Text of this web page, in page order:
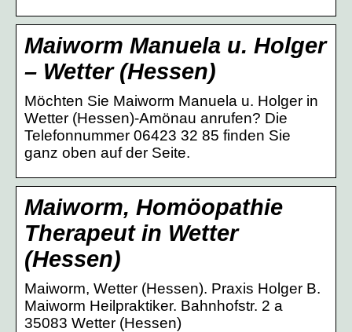
Maiworm Manuela u. Holger
– Wetter (Hessen)
Möchten Sie Maiworm Manuela u. Holger in
Wetter (Hessen)-Amönau anrufen? Die
Telefonnummer 06423 32 85 finden Sie
ganz oben auf der Seite.
Maiworm, Homöopathie
Therapeut in Wetter
(Hessen)
Maiworm, Wetter (Hessen). Praxis Holger B.
Maiworm Heilpraktiker. Bahnhofstr. 2 a
35083 Wetter (Hessen)